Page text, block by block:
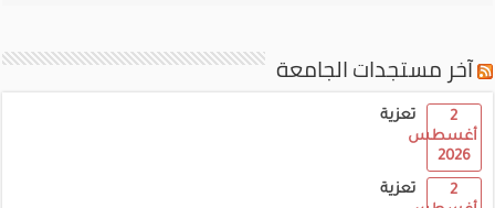
آخر مستجدات الجامعة
تعزية
2
أغسطس
2026
تعزية
2